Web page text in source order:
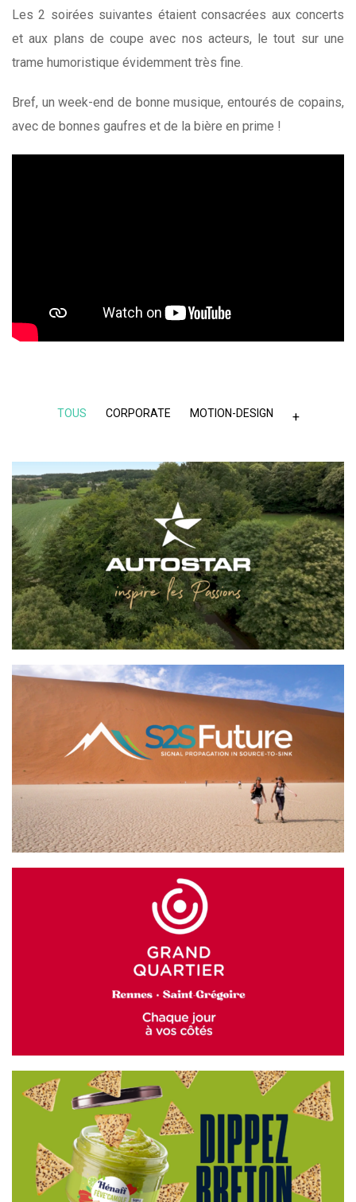
Les 2 soirées suivantes étaient consacrées aux concerts
et aux plans de coupe avec nos acteurs, le tout sur une
trame humoristique évidemment très fine.
Bref, un week-end de bonne musique, entourés de copains,
avec de bonnes gaufres et de la bière en prime !
TOUS CORPORATE MOTION-DESIGN +
AUTOSTAR
S2S Future
GRAND QUARTIER
HÉNAFF